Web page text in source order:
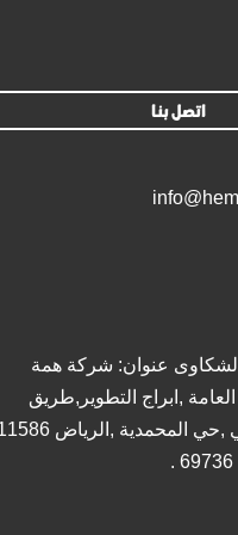
اتصل بنا
عنوان: شركة همة
العامة ,ابراج التطوير,طريق
الملك فهد الفرعي ,حي المحمدية ,الرياض